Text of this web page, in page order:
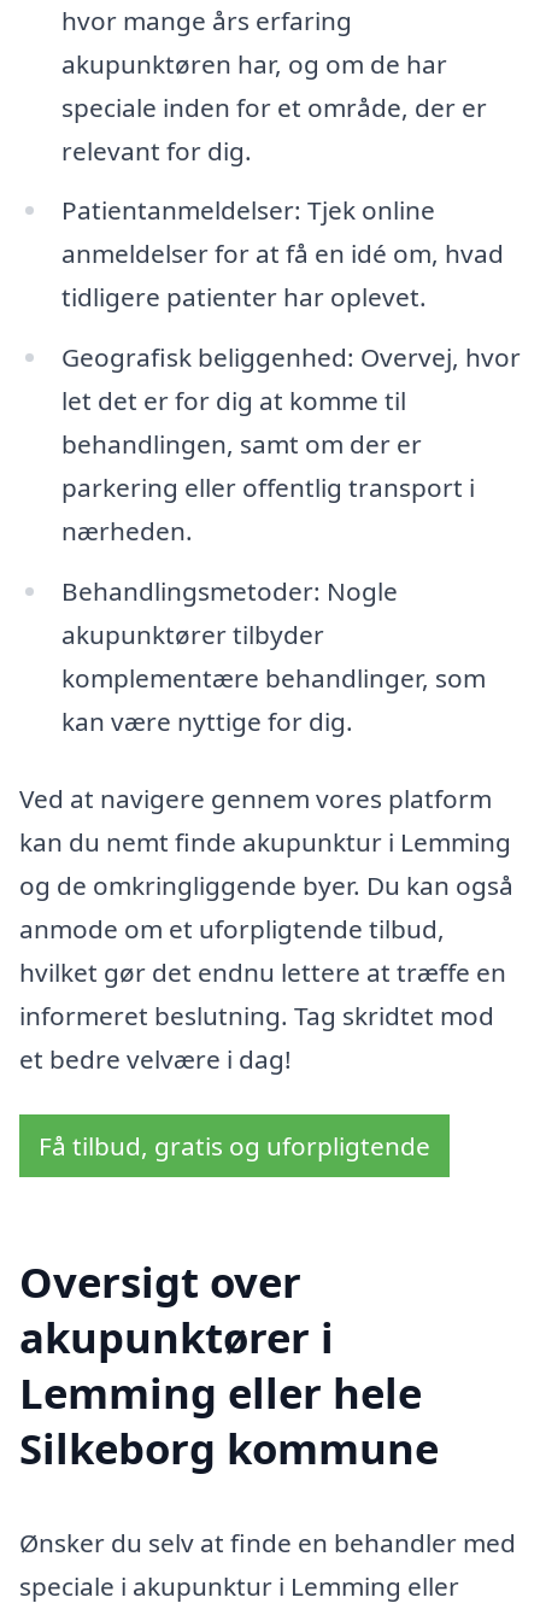
hvor mange års erfaring
akupunktøren har, og om de har
speciale inden for et område, der er
relevant for dig.
Patientanmeldelser: Tjek online
anmeldelser for at få en idé om, hvad
tidligere patienter har oplevet.
Geografisk beliggenhed: Overvej, hvor
let det er for dig at komme til
behandlingen, samt om der er
parkering eller offentlig transport i
nærheden.
Behandlingsmetoder: Nogle
akupunktører tilbyder
komplementære behandlinger, som
kan være nyttige for dig.
Ved at navigere gennem vores platform
kan du nemt finde akupunktur i Lemming
og de omkringliggende byer. Du kan også
anmode om et uforpligtende tilbud,
hvilket gør det endnu lettere at træffe en
informeret beslutning. Tag skridtet mod
et bedre velvære i dag!
Få tilbud, gratis og uforpligtende
Oversigt over
akupunktører i
Lemming eller hele
Silkeborg kommune
Ønsker du selv at finde en behandler med
speciale i akupunktur i Lemming eller